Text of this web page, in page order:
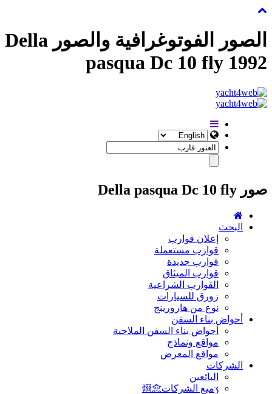
الصور الفوتوغرافية والصور Della
pasqua Dc 10 fly 1992
صور Della pasqua Dc 10 fly
البحث
إعلان قوارب
قوارب مستعملة
قوارب جديدة
قوارب الميثاق
القوارب الشراعية
زورق للسيارات
نوع من هارورينج
أحواض بناء السفن
أحواض بناء السفن الملاحية
مواقع ونماذج
مواقع المعرض
الشركات
البائعين
ʒميع الشركات烱㥐